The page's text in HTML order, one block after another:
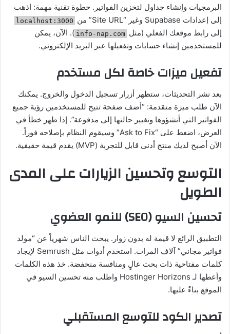
البرمجيات وإنشاء جداول لتخزين الفواتير. خطوة تقنية مهمة: اذهب
إلى إعدادات Supabase وغير “Site URL” من
localhost:3000
إلى رابط موقعك الفعلي (مثل info-nap.com ). الآن، يمكن
للمستخدمين إنشاء حسابات وتفعيلها عبر البريد الإلكتروني.
تفعيل ميزات خاصة لكل مستخدم
بعد نشر التحديثات، ستظهر أزرار تسجيل الدخول والخروج. يمكنك
الآن طلب ميزة متقدمة: “أضف صفحة تتيح للمستخدمين رؤية جميع
الفواتير التي أنشؤوها وتغيير حالتها إلى مدفوعة”. إذا ظهر خطأ في
العرض، اضغط على “Ask to Fix” وسيقوم النظام بإصلاحه فوراً.
الآن أصبح لديك منتج أدنى قابل للتجربة (MVP) يقدم قيمة حقيقية.
التوسع وتحسين الزيارات على المدى
الطويل
تحسين السيو (SEO) للنمو العضوي
التطبيق الرائع لا قيمة له بدون زوار. يبحث الناس شهرياً عن “مولد
فواتير مجاني” آلاف المرات. استخدم أدوات مثل Semrush لإيجاد
كلمات مفتاحية ذات بحث عالٍ ومنافسة منخفضة. خذ هذه الكلمات
وأعطها لـ Hostinger Horizons واطلب منه تحسين السيو في
الموقع بناءً عليها.
تصدير الكود للتوسع المستقبلي